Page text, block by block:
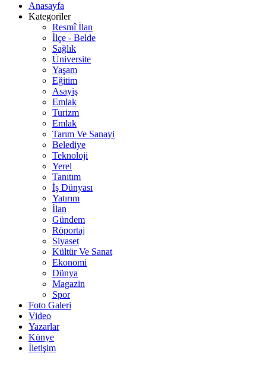
Anasayfa
Kategoriler
Resmî İlan
İlçe - Belde
Sağlık
Üniversite
Yaşam
Eğitim
Asayiş
Emlak
Turizm
Emlak
Tarım Ve Sanayi
Belediye
Teknoloji
Yerel
Tanıtım
İş Dünyası
Yatırım
İlan
Gündem
Röportaj
Siyaset
Kültür Ve Sanat
Ekonomi
Dünya
Magazin
Spor
Foto Galeri
Video
Yazarlar
Künye
İletişim